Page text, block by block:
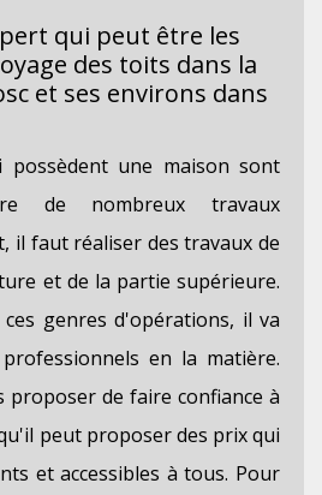
qui peut être les
des toits dans la
et ses environs dans
possèdent une maison sont
de nombreux travaux
il faut réaliser des travaux de
et de la partie supérieure.
genres d'opérations, il va
en la matière.
proposer de faire confiance à
peut proposer des prix qui
et accessibles à tous. Pour